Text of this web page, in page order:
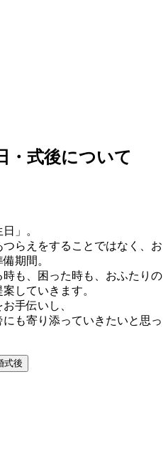
・式後について
」。
らえをすることではなく、お
期間。
も、困った時も、おふたりの
していきます。
手伝いし、
も寄り添っていきたいと思っ
式後